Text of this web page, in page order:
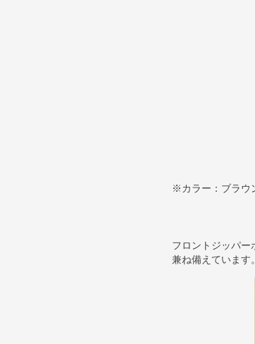
※カラー：ブラウ
フロントジッパー
兼ね備えています。